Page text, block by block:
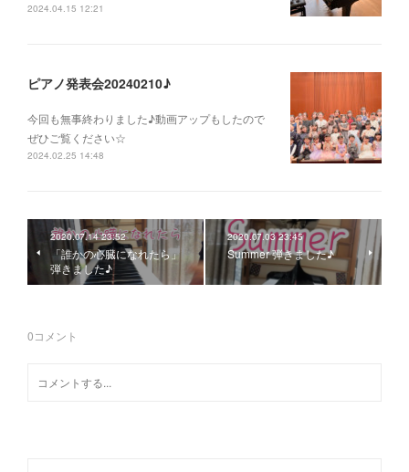
2024.04.15 12:21
ピアノ発表会20240210♪
今回も無事終わりました♪動画アップもしたので
ぜひご覧ください☆
2024.02.25 14:48
2020.07.14 23:52
「誰かの心臓になれたら」
弾きました♪
2020.07.03 23:45
Summer 弾きました♪
0コメント